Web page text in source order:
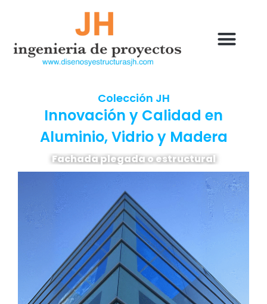
Colección JH
Innovación y Calidad en
Aluminio, Vidrio y Madera
Fachada plegada o estructural